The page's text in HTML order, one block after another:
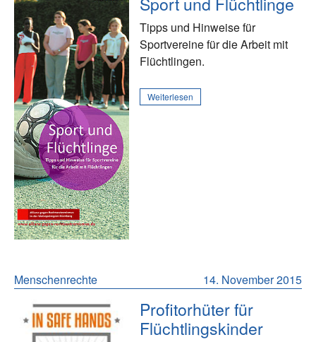
Tipps und Hinweise für
Sportvereine für die Arbeit mit
Flüchtlingen.
Weiterlesen
14. November 2015
Menschenrechte
Profitorhüter für
Flüchtlingskinder